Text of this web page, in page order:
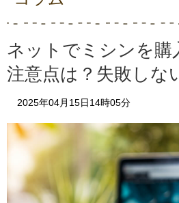
ネットでミシンを購
注意点は？失敗しな
2025年04月15日14時05分